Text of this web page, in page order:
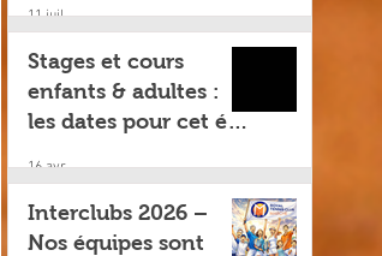
11 juil.
Stages et cours
enfants & adultes :
les dates pour cet été
16 avr.
Interclubs 2026 –
Nos équipes sont